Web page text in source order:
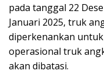
pada tanggal 22
Januari 2025, truk
diperkenankan untuk
operasional truk
akan dibatasi.